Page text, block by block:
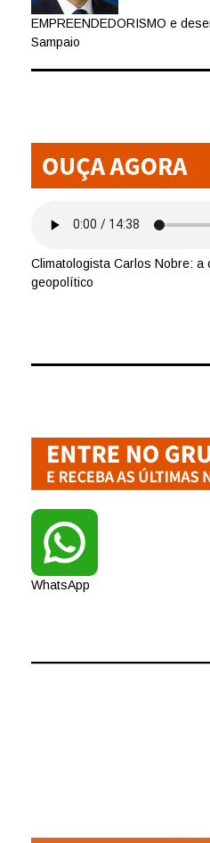
EMPREENDEDORISMO e
Sampaio
Climatologista Carlos Nobre: a
geopolítico
WhatsApp